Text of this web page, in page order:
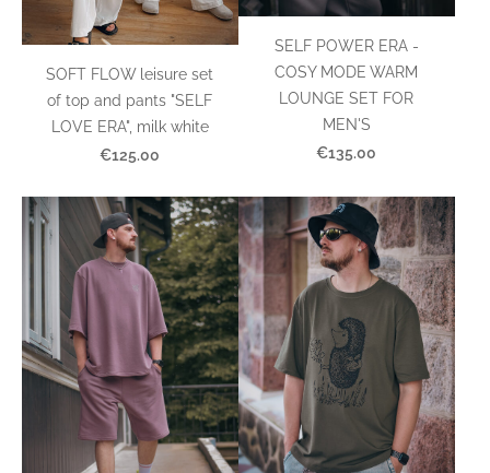
SOFT FLOW leisure set
of top and pants "SELF
LOVE ERA", milk white
€125.00
SELF POWER ERA -
COSY MODE WARM
LOUNGE SET FOR
MEN'S
€135.00